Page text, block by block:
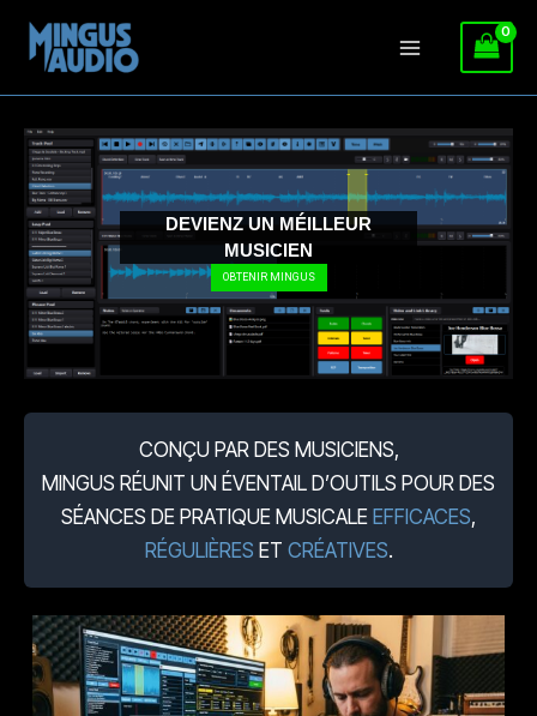
contenu
DEVIENZ UN MÉILLEUR
MUSICIEN
OBTENIR MINGUS
CONÇU PAR DES MUSICIENS,
MINGUS RÉUNIT UN ÉVENTAIL D’OUTILS POUR DES
SÉANCES DE PRATIQUE MUSICALE EFFICACES,
RÉGULIÈRES ET CRÉATIVES.